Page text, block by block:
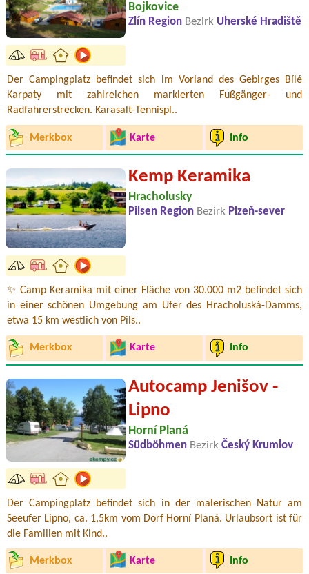
Bojkovice
Zlín Region Bezirk Uherské Hradiště
Der Campingplatz befindet sich im Vorland des Gebirges Bílé
Karpaty mit zahlreichen markierten Fußgänger- und
Radfahrerstrecken. Karasalt-Tennispl..
Merkbox Karte Info
Kemp Keramika
Hracholusky
Pilsen Region Bezirk Plzeň-sever
✨ Camp Keramika mit einer Fläche von 30.000 m2 befindet sich
in einer schönen Umgebung am Ufer des Hracholuská-Damms,
etwa 15 km westlich von Pils..
Merkbox Karte Info
Autocamp Jenišov -
Lipno
Horní Planá
Südböhmen Bezirk Český Krumlov
Der Campingplatz befindet sich in der malerischen Natur am
Seeufer Lipno, ca. 1,5km vom Dorf Horní Planá. Urlaubsort ist für
die Familien mit Kind..
Merkbox Karte Info